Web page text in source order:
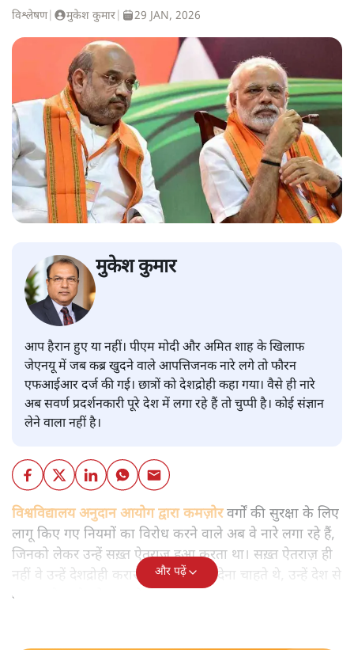
विश्लेषण| मुकेश कुमार 29 JAN, 2026
मुकेश कुमार
आप हैरान हुए या नहीं। पीएम मोदी और अमित शाह के खिलाफ
जेएनयू में जब कब्र खुदने वाले आपत्तिजनक नारे लगे तो फौरन
एफआईआर दर्ज की गई। छात्रों को देशद्रोही कहा गया। वैसे ही नारे
अब सवर्ण प्रदर्शनकारी पूरे देश में लगा रहे हैं तो चुप्पी है। कोई संज्ञान
लेने वाला नहीं है।
विश्वविद्यालय अनुदान आयोग द्वारा कमज़ोरवर्गों की सुरक्षा के लिए
लागू किए गए नियमों का विरोध करने वाले अब वे नारे लगा रहे हैं,
जिनको लेकर उन्हें सख़्त ऐतराज़ हुआ करता था। सख़्त ऐतराज़ ही
नहीं वे उन्हें देशद्रोही करार देकर जेल भेज देना चाहते थे, उन्हें देश से
बाहर चले जाने को कह रहे थे।
और पढ़ें